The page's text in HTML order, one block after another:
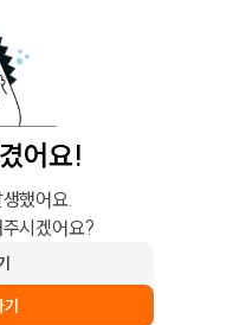
어요!
했어요.
시겠어요?
기